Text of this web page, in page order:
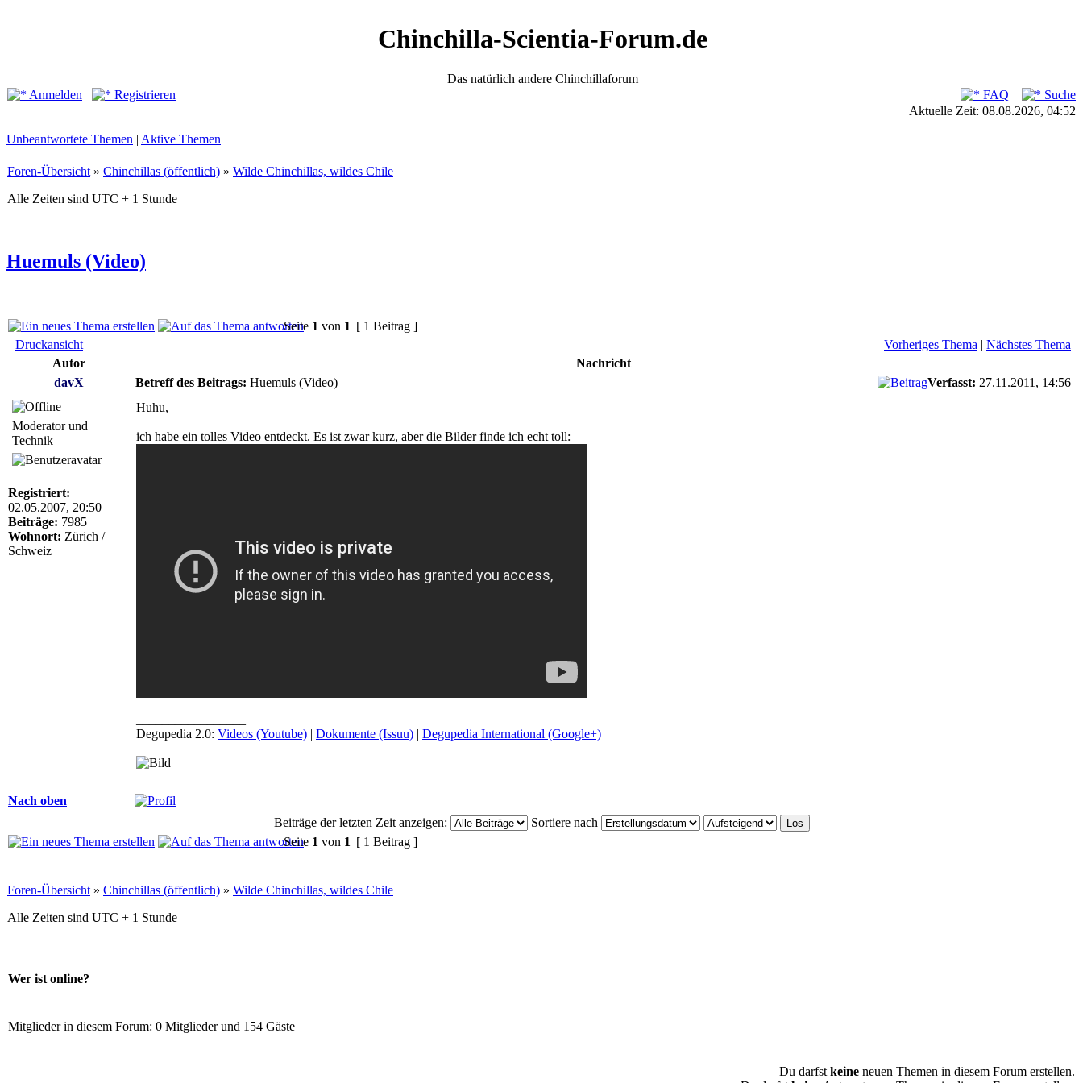
Chinchilla-Scientia-Forum.de
Das natürlich andere Chinchillaforum
Anmelden
Registrieren FAQ
Suche
Aktuelle Zeit: 08.08.2026, 04:52
Unbeantwortete Themen | Aktive Themen
Foren-Übersicht » Chinchillas (öffentlich) » Wilde Chinchillas, wildes Chile
Alle Zeiten sind UTC + 1 Stunde
Huemuls (Video)
Seite 1 von 1 [ 1 Beitrag ]
Druckansicht
Vorheriges Thema | Nächstes Thema
Autor
Nachricht
davX
Betreff des Beitrags: Huemuls (Video) Verfasst: 27.11.2011, 14:56
Moderator und
Technik
Registriert:
02.05.2007, 20:50
Beiträge: 7985
Wohnort: Zürich /
Schweiz
Huhu,
ich habe ein tolles Video entdeckt. Es ist zwar kurz, aber die Bilder finde ich echt toll:
Degupedia 2.0: Videos (Youtube) | Dokumente (Issuu) | Degupedia International (Google+)
Nach oben
Beiträge der letzten Zeit anzeigen:
Sortiere nach
Seite 1 von 1 [ 1 Beitrag ]
Foren-Übersicht » Chinchillas (öffentlich) » Wilde Chinchillas, wildes Chile
Alle Zeiten sind UTC + 1 Stunde
Wer ist online?
Mitglieder in diesem Forum: 0 Mitglieder und 154 Gäste
Du darfst keine neuen Themen in diesem Forum erstellen.